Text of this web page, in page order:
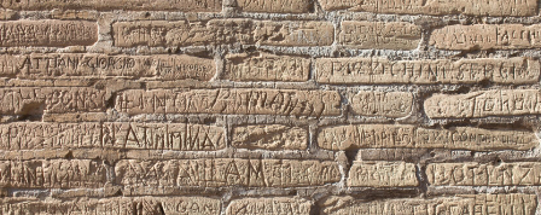
Economia Sferica
Centodieci
Nuovi Eroi
Be Your Essence
Futurability
Books
Events
Video
IT